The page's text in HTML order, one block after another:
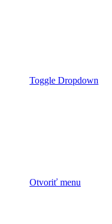
Toggle Dropdown
Otvoriť menu